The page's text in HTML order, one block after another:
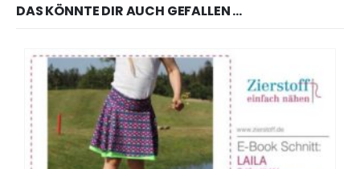
DAS KÖNNTE DIR AUCH GEFALLEN …